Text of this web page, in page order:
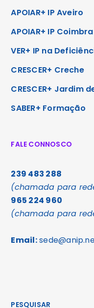
APOIAR+ IP Aveiro
APOIAR+ IP Coimbra
VER+ IP na
CRESCER+ Creche
CRESCER+ Jardim
SABER+ Formação
FALE CONNOSCO
239 483 288
(chamada para
965 224 960
(chamada para
Email:
PESQUISAR